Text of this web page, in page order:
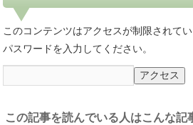
このコンテンツはアクセスが制限されて
パスワードを入力してください。
この記事を読んでいる人はこんな記